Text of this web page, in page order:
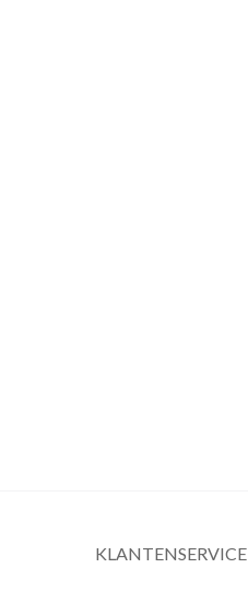
KLANTENSERVICE